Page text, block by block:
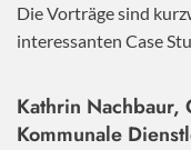
Die Vorträge sind
interessanten Case
Kathrin Nachbaur,
Kommunale